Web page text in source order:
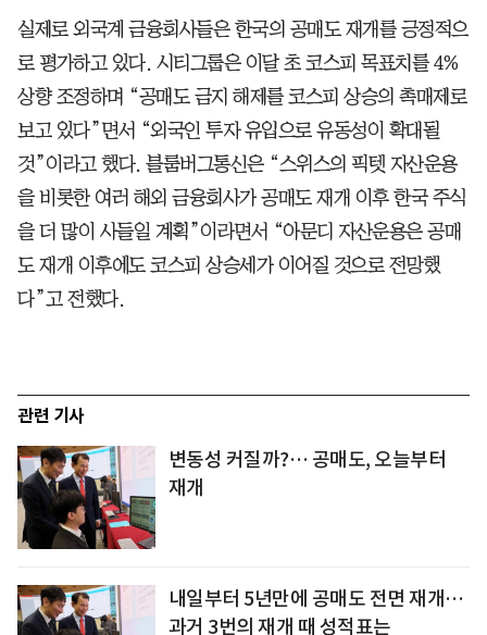
실제로 외국계 금융회사들은 한국의 공매도 재개를 긍정적으
로 평가하고 있다. 시티그룹은 이달 초 코스피 목표치를 4%
상향 조정하며 “공매도 금지 해제를 코스피 상승의 촉매제로
보고 있다”면서 “외국인 투자 유입으로 유동성이 확대될
것”이라고 했다. 블룸버그통신은 “스위스의 픽텟 자산운용
을 비롯한 여러 해외 금융회사가 공매도 재개 이후 한국 주식
을 더 많이 사들일 계획”이라면서 “아문디 자산운용은 공매
도 재개 이후에도 코스피 상승세가 이어질 것으로 전망했
다”고 전했다.
관련 기사
변동성 커질까?… 공매도, 오늘부터
재개
내일부터 5년만에 공매도 전면 재개…
과거 3번의 재개 때 성적표는